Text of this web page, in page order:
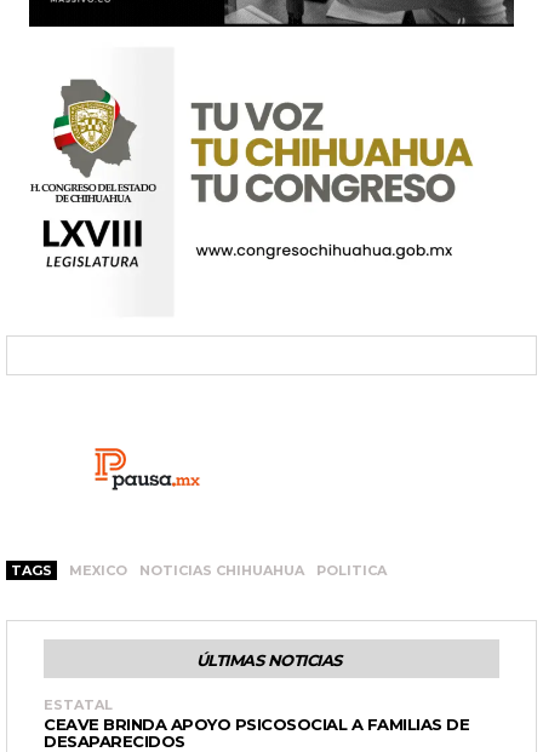
TAGS MEXICO NOTICIAS CHIHUAHUA POLITICA
ÚLTIMAS NOTICIAS
ESTATAL
CEAVE BRINDA APOYO PSICOSOCIAL A FAMILIAS DE
DESAPARECIDOS